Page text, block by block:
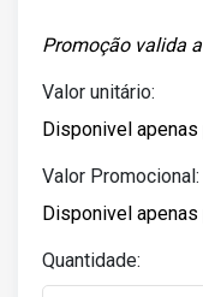
Promoção valida
Valor unitário:
Disponivel
Valor Promocional:
Disponivel
Quantidade: